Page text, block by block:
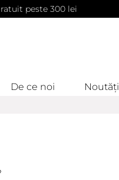
peste 300 lei
De ce noi Noutăți